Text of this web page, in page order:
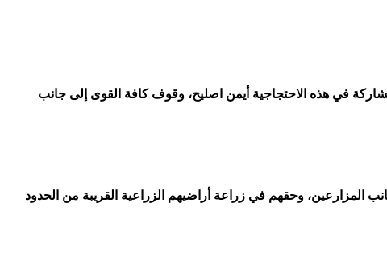
في هذه الاحتجاجية أيمن اصليح، وقوف كافة القوى إلى جانب
المزارعين، وحقهم في زراعة أراضيهم الزراعية القريبة من الحدود